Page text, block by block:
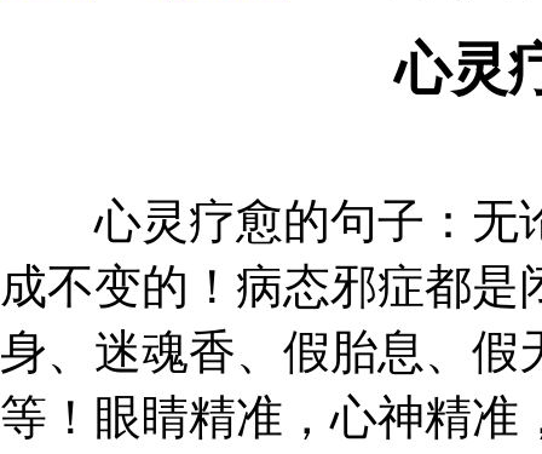
心灵
心灵疗愈的句子：无
成不变的！病态邪症都
身、迷魂香、假胎息、假
等！眼睛精准，心神精准